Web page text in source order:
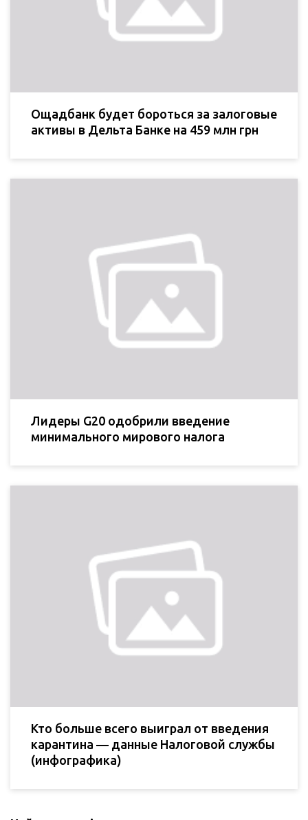
Ощадбанк будет бороться за залоговые
активы в Дельта Банке на 459 млн грн
Лидеры G20 одобрили введение
минимального мирового налога
Кто больше всего выиграл от введения
карантина — данные Налоговой службы
(инфографика)